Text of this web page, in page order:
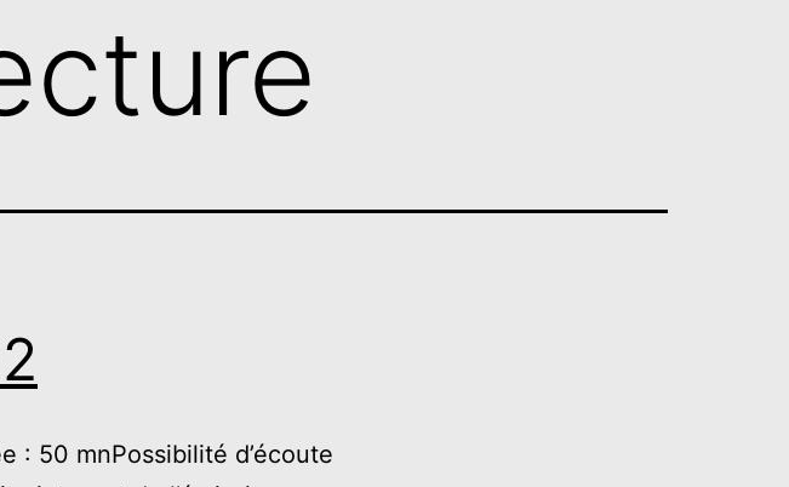
: 50 mnPossibilité d’écoute